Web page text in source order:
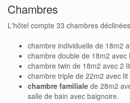
Chambres
L'hôtel compte 33 chambres
chambre individuelle de 18m2
chambre double de 18m2 avec
chambre twin de 18m2 avec 2
chambre triple de 22m2 avec
chambre familiale de 28m2
salle de bain avec baignoire.